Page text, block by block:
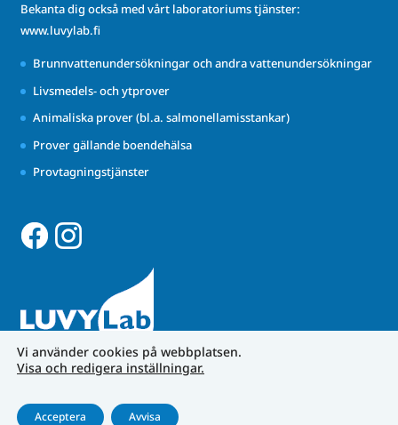
Bekanta dig också med vårt laboratoriums tjänster:
www.luvylab.fi
Brunnvattenundersökningar och andra vattenundersökningar
Livsmedels- och ytprover
Animaliska prover (bl.a. salmonellamisstankar)
Prover gällande boendehälsa
Provtagningstjänster
Vi använder cookies på webbplatsen.
Visa och redigera inställningar.
Acceptera Avvisa